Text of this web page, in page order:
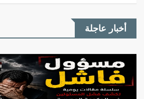
أخبار عاجلة